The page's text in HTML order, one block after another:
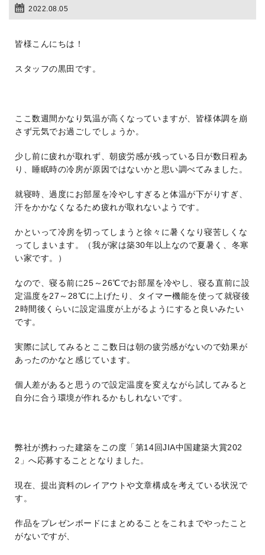
2022.08.05
皆様こんにちは！
スタッフの黒田です。
ここ数週間かなり気温が高くなっていますが、皆様体調を崩
さず元気でお過ごしでしょうか。
少し前に疲れが取れず、朝疲労感が残っている日が数日程あ
り、睡眠時の冷房が原因ではないかと思い調べてみました。
就寝時、過度にお部屋を冷やしすぎると体温が下がりすぎ、
汗をかかなくなるため疲れが取れないようです。
かといって冷房を切ってしまうと徐々に暑くなり寝苦しくな
ってしまいます。（我が家は築30年以上なので夏暑く、冬寒
い家です。）
なので、寝る前に25～26℃でお部屋を冷やし、寝る直前に設
定温度を27～28℃に上げたり、タイマー機能を使って就寝後
2時間後くらいに設定温度が上がるようにすると良いみたい
です。
実際に試してみるとここ数日は朝の疲労感がないので効果が
あったのかなと感じています。
個人差があると思うので設定温度を変えながら試してみると
自分に合う環境が作れるかもしれないです。
弊社が携わった建築をこの度「第14回JIA中国建築大賞202
2」へ応募することとなりました。
現在、提出資料のレイアウトや文章構成を考えている状況で
す。
作品をプレゼンボードにまとめることをこれまでやったこと
がないですが、